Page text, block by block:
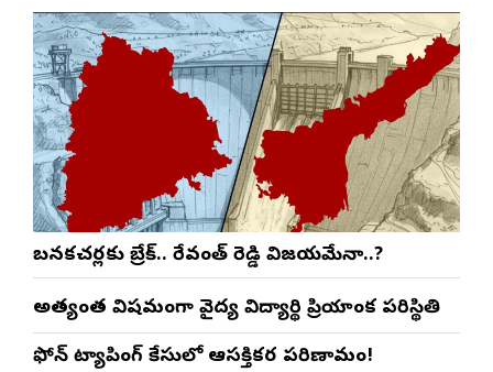
బనకచర్లకు బ్రేక్.. రేవంత్ రెడ్డి విజయమేనా..?
అత్యంత విషమంగా వైద్య విద్యార్థిని ప్రియాంక పరిస్థితి
ఫోన్ ట్యాపింగ్ కేసులో ఆసక్తికర పరిణామం!